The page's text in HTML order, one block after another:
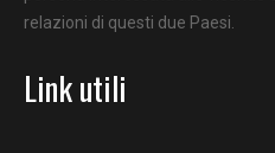
relazioni di questi due Paesi.
Link utili